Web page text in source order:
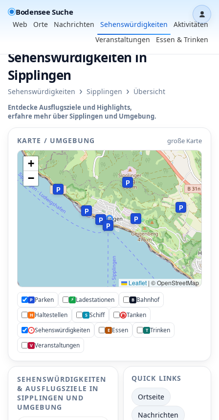
Bodensee Suche
Web Orte Nachrichten Sehenswürdigkeiten
Aktivitäten
Veranstaltungen
Essen & Trinken
Sehenswürdigkeiten in
Sipplingen
Sehenswürdigkeiten › Sipplingen › Übersicht
Entdecke Ausflugsziele und Highlights,
erfahre mehr über Sipplingen und Umgebung.
KARTE / UMGEBUNG große Karte
P
P
P
P P
P
P
P
•
•
•
+
−
Leaflet | © OpenStreetMap
P Parken ⚡ Ladestationen B Bahnhof
H Haltestellen S Schiff ⛽ Tanken
• Sehenswürdigkeiten E Essen T Trinken
V Veranstaltungen
SEHENSWÜRDIGKEITEN
& AUSFLUGSZIELE IN
SIPPLINGEN UND
UMGEBUNG
QUICK LINKS
Ortseite
Nachrichten